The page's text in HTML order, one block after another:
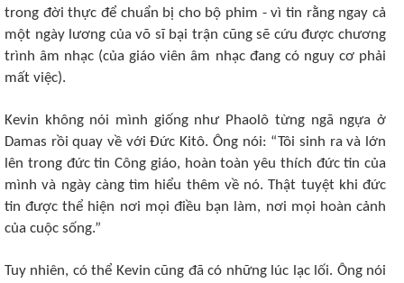
trong đời thực để chuẩn bị cho bộ phim - vì tin rằng ngay cả
một ngày lương của võ sĩ bại trận cũng sẽ cứu được chương
trình âm nhạc (của giáo viên âm nhạc đang có nguy cơ phải
mất việc).
Kevin không nói mình giống như Phaolô từng ngã ngựa ở
Damas rồi quay về với Đức Kitô. Ông nói: “Tôi sinh ra và lớn
lên trong đức tin Công giáo, hoàn toàn yêu thích đức tin của
mình và ngày càng tìm hiểu thêm về nó. Thật tuyệt khi đức
tin được thể hiện nơi mọi điều bạn làm, nơi mọi hoàn cảnh
của cuộc sống.”
Tuy nhiên, có thể Kevin cũng đã có những lúc lạc lối. Ông nói